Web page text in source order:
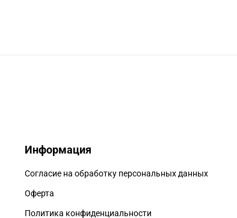
Информация
Согласие на обработку персональных данных
Оферта
Политика конфиденциальности